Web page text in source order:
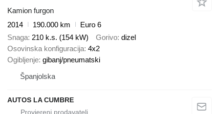
Kamion furgon
2014
190.000 km
Euro 6
Snaga 210 k.s. (154 kW) Gorivo dizel
Osovinska konfiguracija 4x2
Ogibljenje gibanj/pneumatski
Španjolska
AUTOS LA CUMBRE